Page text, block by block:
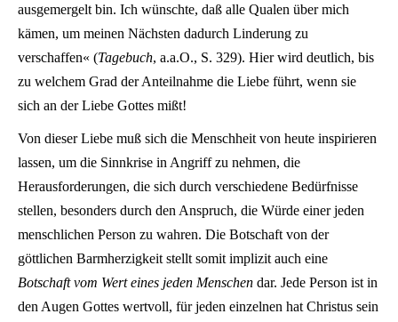
ausgemergelt bin. Ich wünschte, daß alle Qualen über mich
kämen, um meinen Nächsten dadurch Linderung zu
verschaffen« (Tagebuch, a.a.O., S. 329). Hier wird deutlich, bis
zu welchem Grad der Anteilnahme die Liebe führt, wenn sie
sich an der Liebe Gottes mißt!
Von dieser Liebe muß sich die Menschheit von heute inspirieren
lassen, um die Sinnkrise in Angriff zu nehmen, die
Herausforderungen, die sich durch verschiedene Bedürfnisse
stellen, besonders durch den Anspruch, die Würde einer jeden
menschlichen Person zu wahren. Die Botschaft von der
göttlichen Barmherzigkeit stellt somit implizit auch eine
Botschaft vom Wert eines jeden Menschen dar. Jede Person ist in
den Augen Gottes wertvoll, für jeden einzelnen hat Christus sein